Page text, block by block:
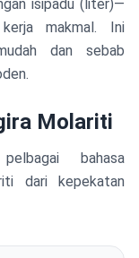
isipadu (liter)—
makmal. Ini
dan sebab
Molariti
bahasa
dari kepekatan